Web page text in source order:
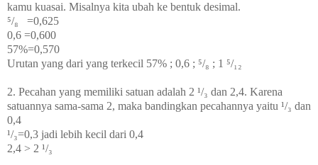
kamu kuasai. Misalnya kita ubah ke bentuk desimal.
⁵/₈ =0,625
0,6 =0,600
57%=0,570
Urutan yang dari yang terkecil 57% ; 0,6 ; ⁵/₈ ; 1 ⁵/₁₂
2. Pecahan yang memiliki satuan adalah 2 ¹/₃ dan 2,4. Karena
satuannya sama-sama 2, maka bandingkan pecahannya yaitu ¹/₃ dan
0,4
¹/₃=0,3 jadi lebih kecil dari 0,4
2,4 > 2 ¹/₃